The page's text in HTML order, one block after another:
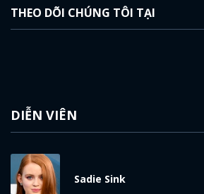
THEO DÕI CHÚNG TÔI TẠI
DIỄN VIÊN
Sadie Sink